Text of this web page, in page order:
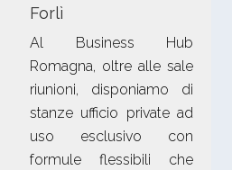
Forlì
Al Business Hub
Romagna, oltre alle sale
riunioni, disponiamo di
stanze ufficio private ad
uso esclusivo con
formule flessibili che